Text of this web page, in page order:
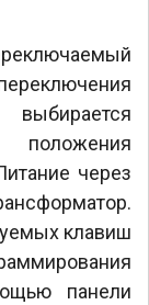
положения
через
клавиш
панели